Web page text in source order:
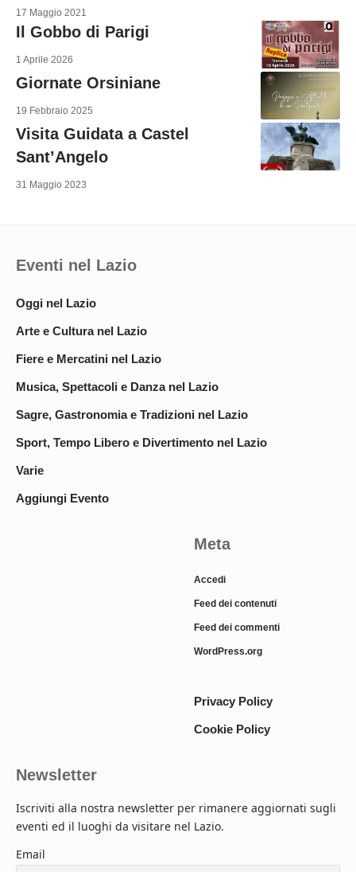
17 Maggio 2021
Il Gobbo di Parigi
1 Aprile 2026
Giornate Orsiniane
19 Febbraio 2025
Visita Guidata a Castel
Sant’Angelo
31 Maggio 2023
Eventi nel Lazio
Oggi nel Lazio
Arte e Cultura nel Lazio
Fiere e Mercatini nel Lazio
Musica, Spettacoli e Danza nel Lazio
Sagre, Gastronomia e Tradizioni nel Lazio
Sport, Tempo Libero e Divertimento nel Lazio
Varie
Aggiungi Evento
Meta
Accedi
Feed dei contenuti
Feed dei commenti
WordPress.org
Privacy Policy
Cookie Policy
Newsletter
Iscriviti alla nostra newsletter per rimanere aggiornati sugli
eventi ed il luoghi da visitare nel Lazio.
Email